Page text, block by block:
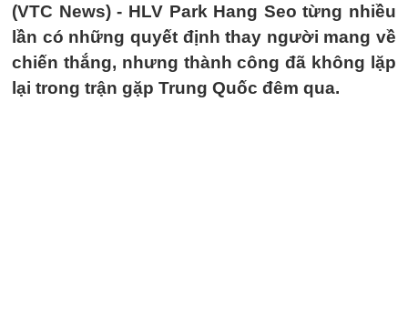
(VTC News) - HLV Park Hang Seo từng nhiều
lần có những quyết định thay người mang về
chiến thắng, nhưng thành công đã không lặp
lại trong trận gặp Trung Quốc đêm qua.